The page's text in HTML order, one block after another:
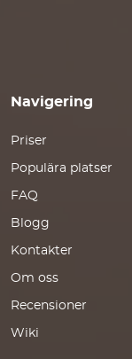
Navigering
Priser
Populära platser
FAQ
Blogg
Kontakter
Om oss
Recensioner
Wiki